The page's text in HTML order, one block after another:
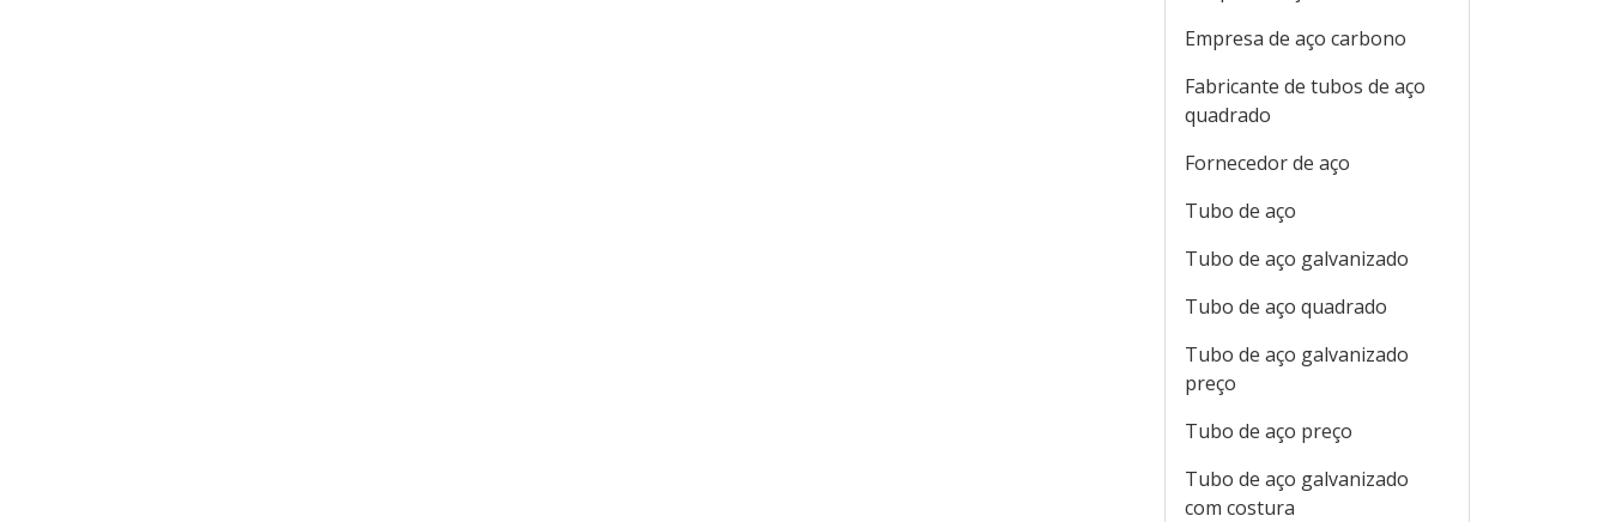
Empresa de aço carbono
Fabricante de tubos de aço
quadrado
Fornecedor de aço
Tubo de aço
Tubo de aço galvanizado
Tubo de aço quadrado
Tubo de aço galvanizado
preço
Tubo de aço preço
Tubo de aço galvanizado
com costura